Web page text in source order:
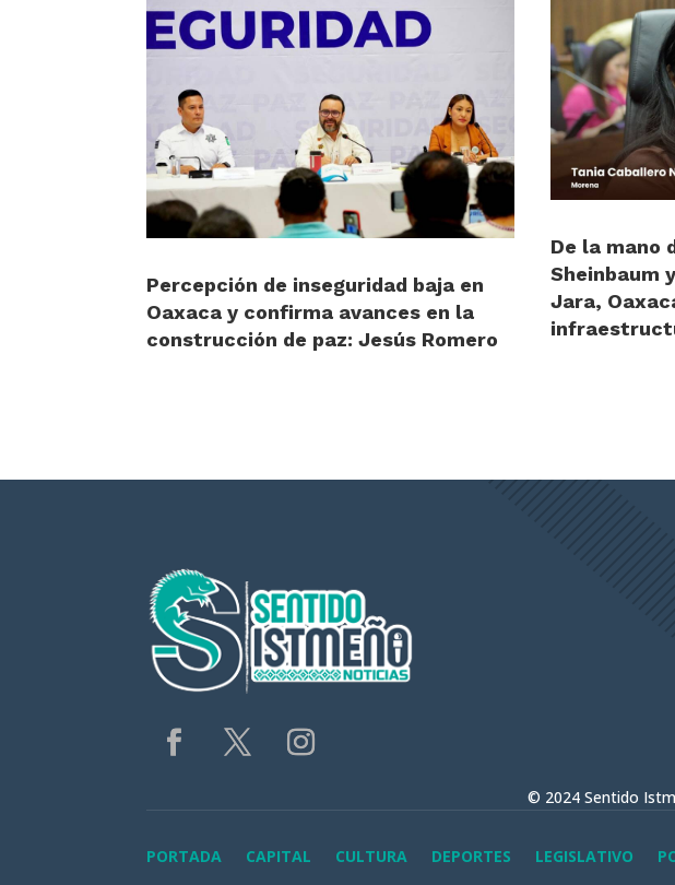
Percepción de inseguridad baja en
Oaxaca y confirma avances en la
construcción de paz: Jesús Romero
De la mano
Sheinbaum
Jara,
© 2024 Sentido
PORTADA CAPITAL CULTURA DEPORTES LEGISLATIVO